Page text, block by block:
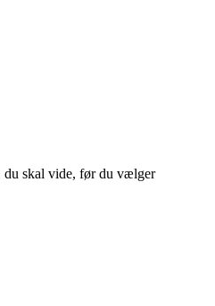
du skal vide, før du vælger